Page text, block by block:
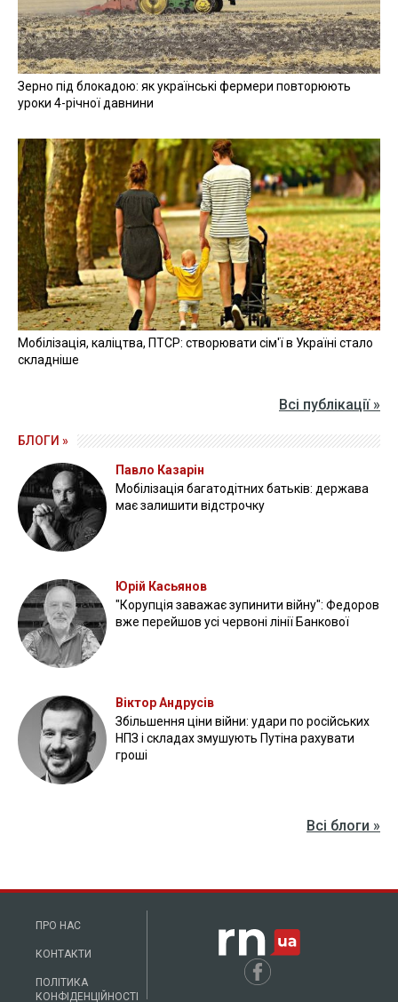
Зерно під блокадою: як українські фермери повторюють
уроки 4-річної давнини
Мобілізація, каліцтва, ПТСР: створювати сім'ї в Україні стало
складніше
Всі публікації »
БЛОГИ »
Павло Казарін
Мобілізація багатодітних батьків: держава
має залишити відстрочку
Юрій Касьянов
"Корупція заважає зупинити війну": Федоров
вже перейшов усі червоні лінії Банкової
Віктор Андрусів
Збільшення ціни війни: удари по російських
НПЗ і складах змушують Путіна рахувати
гроші
Всі блоги »
ПРО НАС
КОНТАКТИ
ПОЛІТИКА
КОНФІДЕНЦІЙНОСТІ